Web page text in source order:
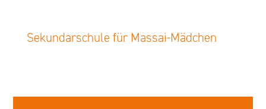
Sekundarschule für Massai-Mädchen